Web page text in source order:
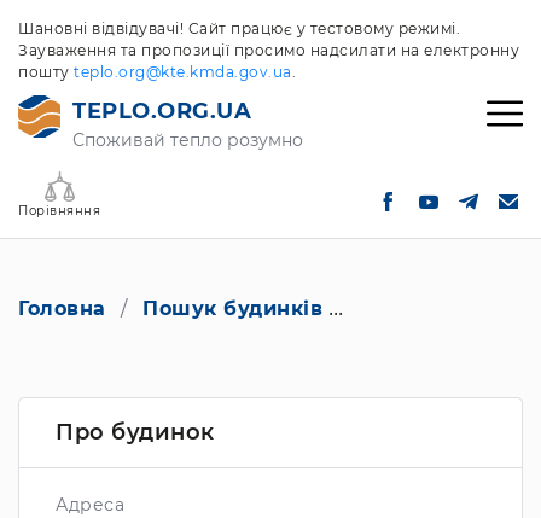
Шановні відвідувачі! Сайт працює у тестовому режимі.
Зауваження та пропозиції просимо надсилати на електронну
пошту teplo.org@kte.kmda.gov.ua.
TEPLO.ORG.UA
Споживай тепло розумно
Порівняння
Головна Пошук будинків
Про будинок
Адреса